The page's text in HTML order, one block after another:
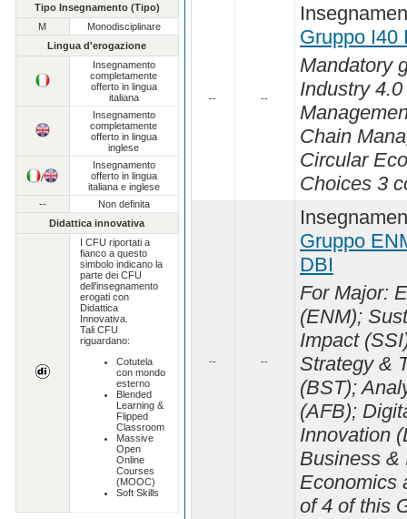
Tipo Insegnamento (Tipo)
M
Monodisciplinare
Lingua d'erogazione
Insegnamento
completamente
offerto in lingua
italiana
Insegnamento
completamente
offerto in lingua
inglese
/
Insegnamento
offerto in lingua
italiana e inglese
--
Non definita
Didattica innovativa
I CFU riportati a
fianco a questo
simbolo indicano la
parte dei CFU
dell'insegnamento
erogati con
Didattica
Innovativa.
Tali CFU
riguardano:
Cotutela
con mondo
esterno
Blended
Learning &
Flipped
Classroom
Massive
Open
Online
Courses
(MOOC)
Soft Skills
-- --
Gruppo I40
Mandatory
Industry
Chain
Circular
Choices 3
-- --
Gruppo
DBI
For Major:
(ENM);
Impact
Strategy &
(BST);
(AFB);
Innovation
Business &
Economics
of 4 of this